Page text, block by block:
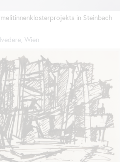
in Steinbach
Wien